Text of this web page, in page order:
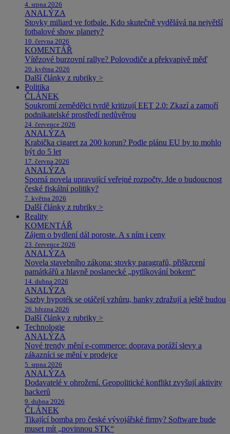
4. srpna 2026
ANALÝZA
Stovky miliard ve fotbale. Kdo skutečně vydělává na největší
fotbalové show planety?
10. června 2026
KOMENTÁŘ
Vítězové burzovní rallye? Polovodiče a překvapivě měď
20. května 2026
Další články z rubriky >
Politika
ČLÁNEK
Soukromí zemědělci tvrdě kritizují EET 2.0: Zkazí a zamoří
podnikatelské prostředí nedůvěrou
24. července 2026
ANALÝZA
Krabička cigaret za 200 korun? Podle plánu EU by to mohlo
být do 5 let
17. června 2026
ANALÝZA
Sporná novela upravující veřejné rozpočty. Jde o budoucnost
české fiskální politiky?
7. května 2026
Další články z rubriky >
Reality
KOMENTÁŘ
Zájem o bydlení dál poroste. A s ním i ceny
23. července 2026
ANALÝZA
Novela stavebního zákona: stovky paragrafů, přiškrcení
památkářů a hlavně poslanecké „pytlíkování bokem“
14. dubna 2026
ANALÝZA
Sazby hypoték se otáčejí vzhůru, banky zdražují a ještě budou
26. března 2026
Další články z rubriky >
Technologie
ANALÝZA
Nové trendy mění e-commerce: doprava poráží slevy a
zákazníci se mění v prodejce
5. srpna 2026
ANALÝZA
Dodavatelé v ohrožení. Geopolitické konflikt zvyšují aktivity
hackerů
9. dubna 2026
ČLÁNEK
Tikající bomba pro české vývojářské firmy? Software bude
muset mít „povinnou STK“